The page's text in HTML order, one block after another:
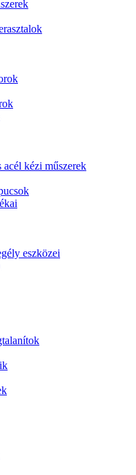
acél kézi műszerek
eszközei